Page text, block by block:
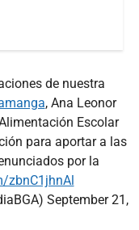
de nuestra
, Ana Leonor
Escolar
para aportar a las
por la
zbnC1jhnAl
September 21,